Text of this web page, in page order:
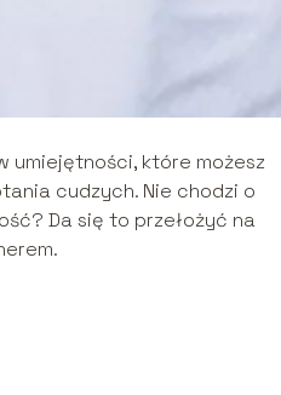
umiejętności, które możesz
cudzych. Nie chodzi o
Da się to przełożyć na